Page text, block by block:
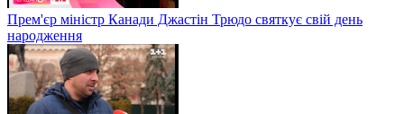
Прем'єр міністр Канади Джастін Трюдо святкує свій день
народження